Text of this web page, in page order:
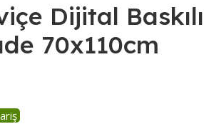
Dijital
70x110cm